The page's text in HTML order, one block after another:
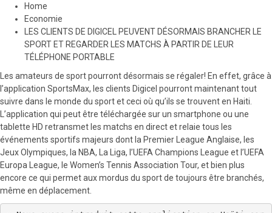
Home
Economie
LES CLIENTS DE DIGICEL PEUVENT DÉSORMAIS BRANCHER LE
SPORT ET REGARDER LES MATCHS À PARTIR DE LEUR
TÉLÉPHONE PORTABLE
Les amateurs de sport pourront désormais se régaler! En effet, grâce à
l’application SportsMax, les clients Digicel pourront maintenant tout
suivre dans le monde du sport et ceci où qu’ils se trouvent en Haiti.
L’application qui peut être téléchargée sur un smartphone ou une
tablette HD retransmet les matchs en direct et relaie tous les
événements sportifs majeurs dont la Premier League Anglaise, les
Jeux Olympiques, la NBA, La Liga, l’UEFA Champions League et l’UEFA
Europa League, le Women’s Tennis Association Tour, et bien plus
encore ce qui permet aux mordus du sport de toujours être branchés,
même en déplacement.